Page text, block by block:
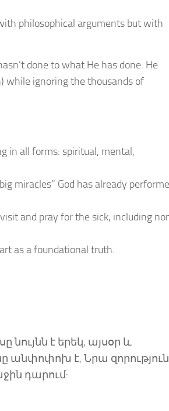
philosophical arguments but with
done to what He has done. He
while ignoring the thousands of
in all forms: spiritual, mental,
miracles” God has already
and pray for the sick, including
as a foundational truth.
նույնն է երեկ, այսօր և
անփոփոխ է, Նրա
դարում: